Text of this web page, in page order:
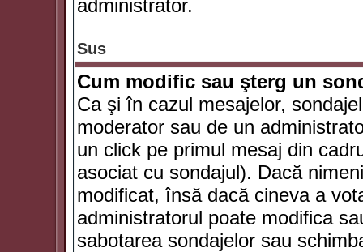
administrator.
Sus
Cum modific sau şterg un
Ca şi în cazul mesajelor,
moderator sau de un
un click pe primul mesaj din
asociat cu sondajul). Dacă
modificat, însă dacă cineva a
administratorul poate modifica
sabotarea sondajelor sau